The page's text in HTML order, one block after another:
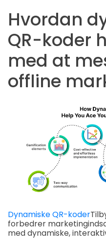
Hvordan
QR-koder
med at
offline
Dynamiske QR-koder
forbedrer
med dynamiske,